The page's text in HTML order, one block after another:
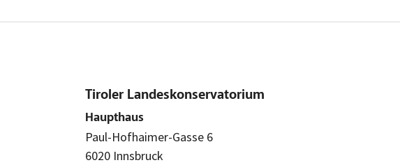
Tiroler Landeskonservatorium
Haupthaus
Paul-Hofhaimer-Gasse 6
6020 Innsbruck